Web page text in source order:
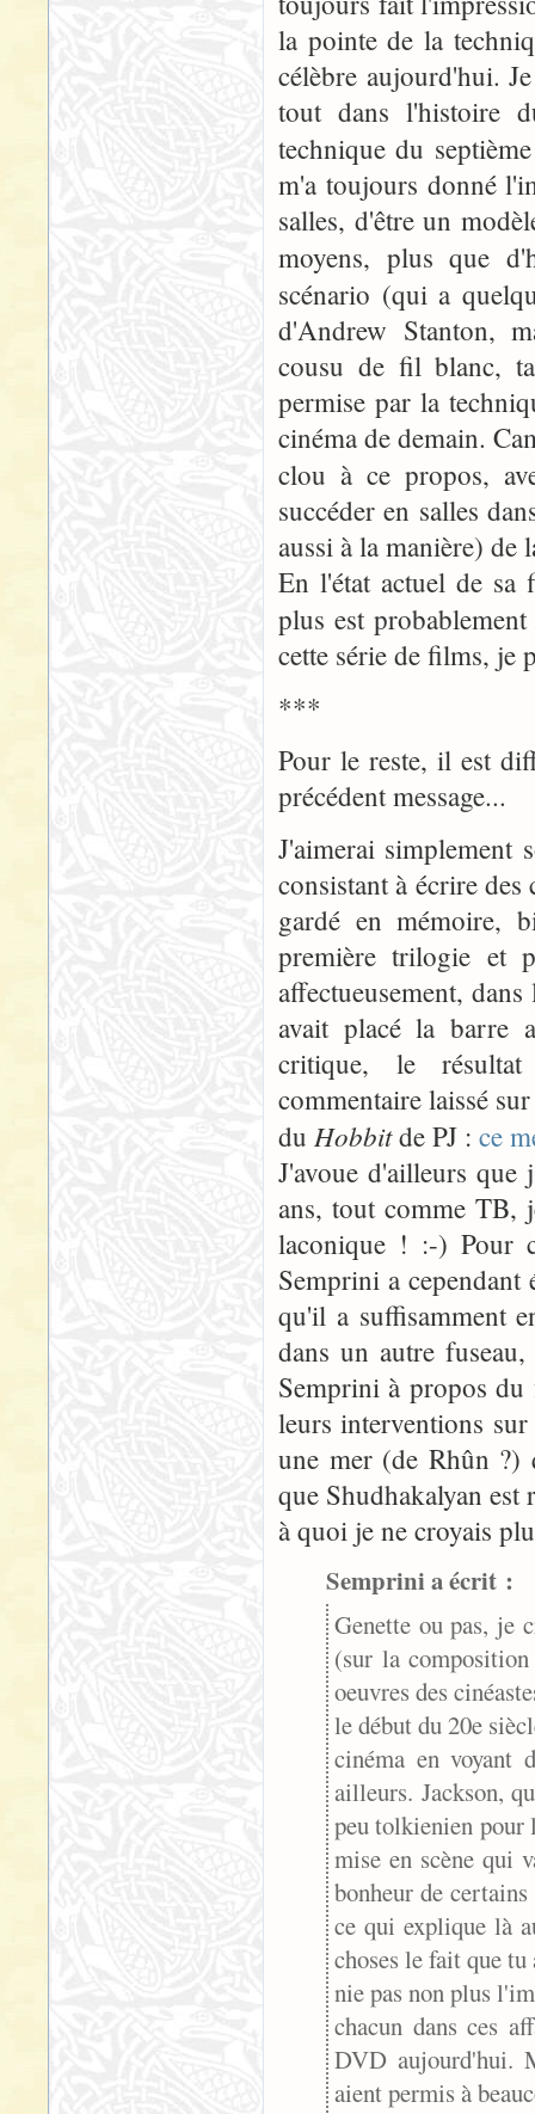
la pointe de la
célèbre aujourd'hui.
tout dans l'histoire
technique du
m'a toujours donné
salles, d'être un
moyens, plus que
scénario (qui a
d'Andrew Stanton,
cousu de fil blanc,
permise par la
cinéma de demain.
clou à ce propos,
succéder en salles
aussi à la manière) de
En l'état actuel de sa
plus est probablement
cette série de films, je
***
Pour le reste, il est
précédent message...
J'aimerai simplement
consistant à écrire
gardé en mémoire,
première trilogie et
affectueusement,
avait placé la barre
critique, le résultat
commentaire laissé
du Hobbitde PJ : ce
J'avoue d'ailleurs
ans, tout comme TB,
laconique ! :-) Pour
Semprini a
qu'il a suffisamment
dans un autre
Semprini à propos du
leurs interventions
une mer (de Rhûn ?)
que Shudhakalyan est
à quoi je ne croyais
Semprini a écrit :
Genette ou pas, je
(sur la
oeuvres des
le début du 20e
cinéma en voyant
ailleurs. Jackson,
peu tolkienien pour
mise en scène qui
bonheur de
ce qui explique là
choses le fait que
nie pas non plus
chacun dans ces
DVD aujourd'hui.
aient permis à